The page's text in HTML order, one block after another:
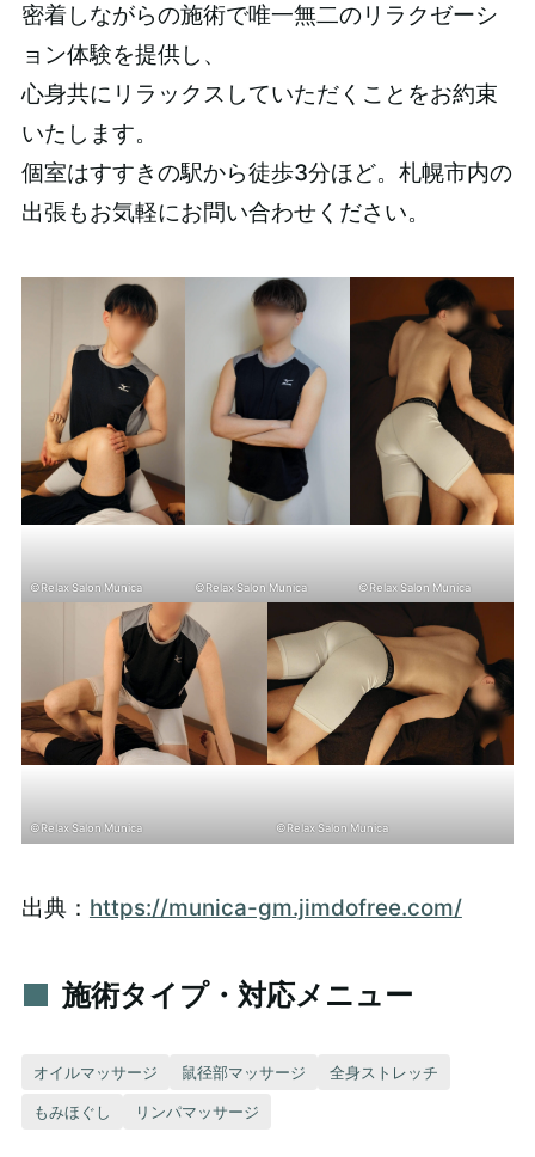
密着しながらの施術で唯一無二のリラクゼーシ
ョン体験を提供し、
心身共にリラックスしていただくことをお約束
いたします。
個室はすすきの駅から徒歩3分ほど。札幌市内の
出張もお気軽にお問い合わせください。
©Relax Salon Munica ©Relax Salon Munica ©Relax Salon Munica
©Relax Salon Munica ©Relax Salon Munica
出典： https://munica-gm.jimdofree.com/
施術タイプ・対応メニュー
オイルマッサージ 鼠径部マッサージ 全身ストレッチ
もみほぐし リンパマッサージ